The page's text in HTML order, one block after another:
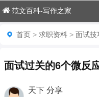
范文百科-写作之家
首页 > 求职资料 > 面试技
面试过关的6个微反
天下 分享